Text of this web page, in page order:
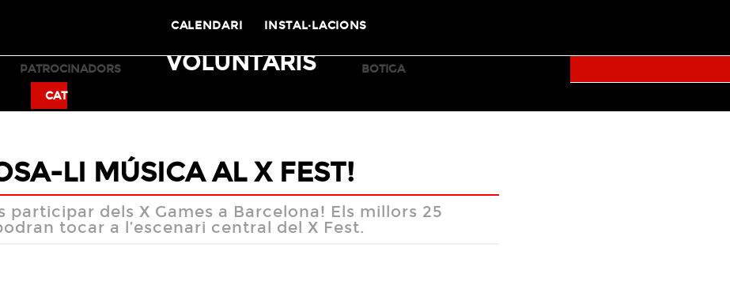
PATROCINADORS VOLUNTARIS
BOTIGA
CAT
CALENDARI INSTAL·LACIONS
LI MÚSICA AL X FEST!
participar dels X Games a Barcelona! Els millors 25
tocar a l’escenari central del X Fest.